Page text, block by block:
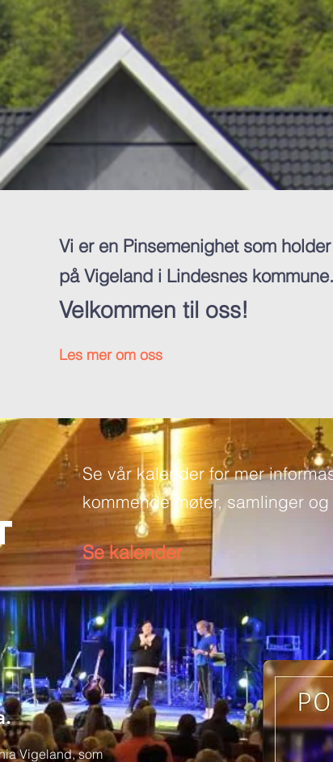
Vi er en Pinsemenighet som
på Vigeland i Lindesnes kommune.
Velkommen til oss!
Les mer om oss
Se vår kalender for mer
kommende møter, samlinger
Se kalender
Vigeland, som